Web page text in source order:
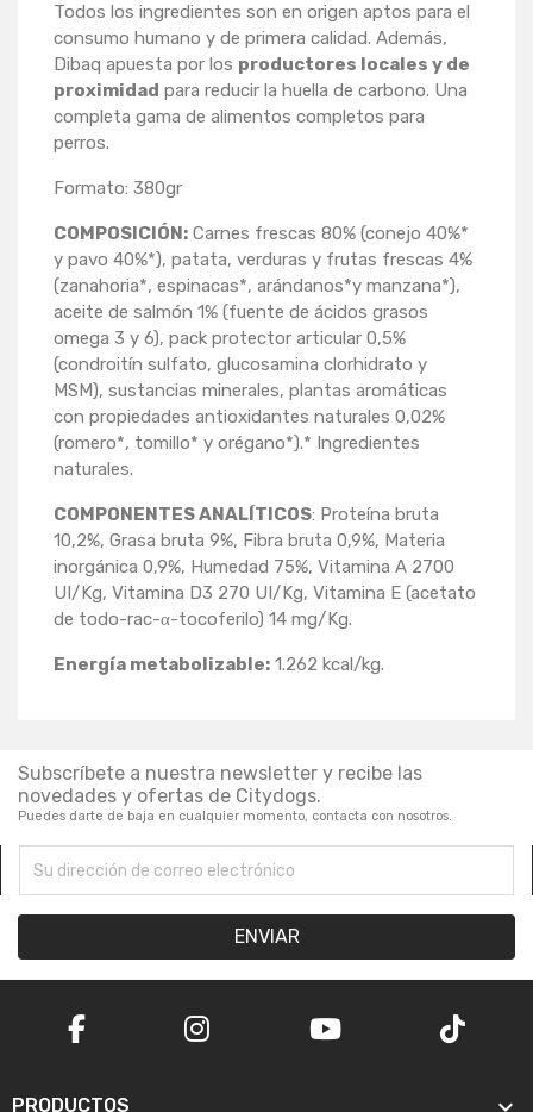
Todos los ingredientes son en origen aptos para el
consumo humano y de primera calidad. Además,
Dibaq apuesta por los productores locales y de
proximidad para reducir la huella de carbono. Una
completa gama de alimentos completos para
perros.
Formato: 380gr
COMPOSICIÓN: Carnes frescas 80% (conejo 40%*
y pavo 40%*), patata, verduras y frutas frescas 4%
(zanahoria*, espinacas*, arándanos*y manzana*),
aceite de salmón 1% (fuente de ácidos grasos
omega 3 y 6), pack protector articular 0,5%
(condroitín sulfato, glucosamina clorhidrato y
MSM), sustancias minerales, plantas aromáticas
con propiedades antioxidantes naturales 0,02%
(romero*, tomillo* y orégano*).* Ingredientes
naturales.
COMPONENTES ANALÍTICOS: Proteína bruta
10,2%, Grasa bruta 9%, Fibra bruta 0,9%, Materia
inorgánica 0,9%, Humedad 75%, Vitamina A 2700
UI/Kg, Vitamina D3 270 UI/Kg, Vitamina E (acetato
de todo-rac-α-tocoferilo) 14 mg/Kg.
Energía metabolizable: 1.262 kcal/kg.
Subscríbete a nuestra newsletter y recibe las
novedades y ofertas de Citydogs.
Puedes darte de baja en cualquier momento, contacta con nosotros.
PRODUCTOS